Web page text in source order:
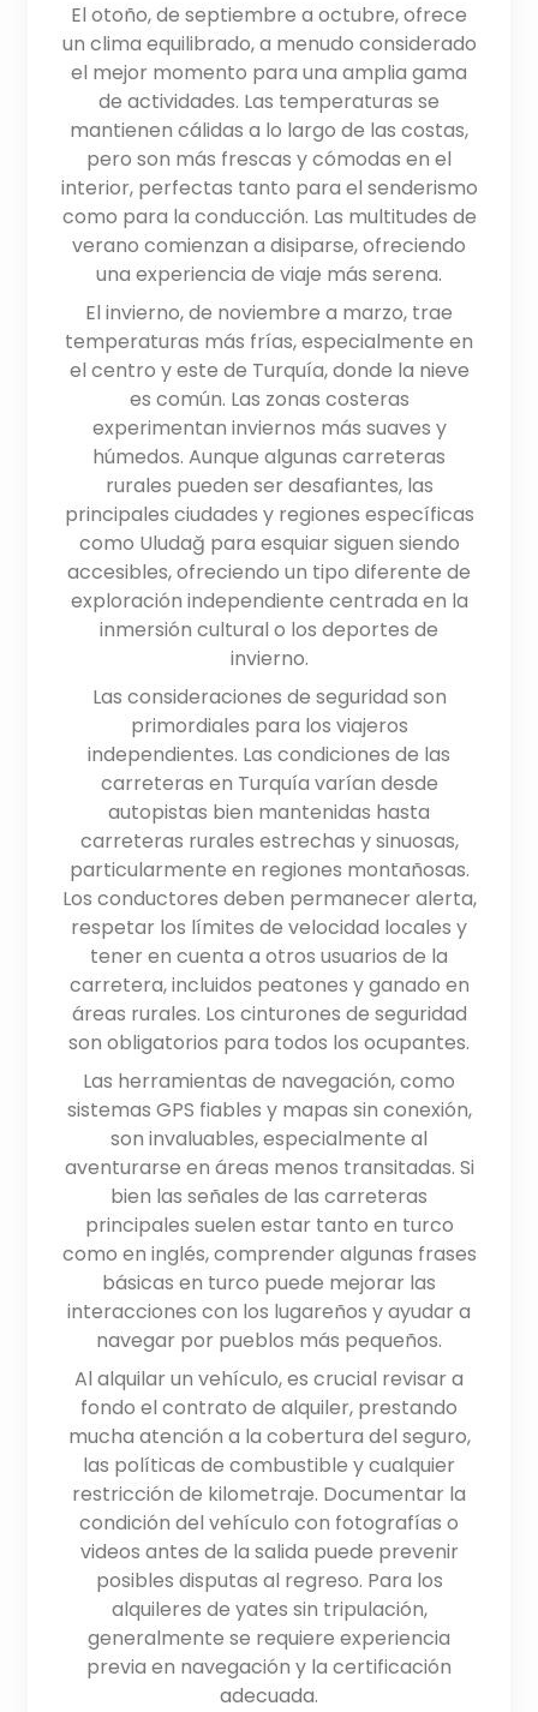
El otoño, de septiembre a octubre, ofrece
un clima equilibrado, a menudo considerado
el mejor momento para una amplia gama
de actividades. Las temperaturas se
mantienen cálidas a lo largo de las costas,
pero son más frescas y cómodas en el
interior, perfectas tanto para el senderismo
como para la conducción. Las multitudes de
verano comienzan a disiparse, ofreciendo
una experiencia de viaje más serena.
El invierno, de noviembre a marzo, trae
temperaturas más frías, especialmente en
el centro y este de Turquía, donde la nieve
es común. Las zonas costeras
experimentan inviernos más suaves y
húmedos. Aunque algunas carreteras
rurales pueden ser desafiantes, las
principales ciudades y regiones específicas
como Uludağ para esquiar siguen siendo
accesibles, ofreciendo un tipo diferente de
exploración independiente centrada en la
inmersión cultural o los deportes de
invierno.
Las consideraciones de seguridad son
primordiales para los viajeros
independientes. Las condiciones de las
carreteras en Turquía varían desde
autopistas bien mantenidas hasta
carreteras rurales estrechas y sinuosas,
particularmente en regiones montañosas.
Los conductores deben permanecer alerta,
respetar los límites de velocidad locales y
tener en cuenta a otros usuarios de la
carretera, incluidos peatones y ganado en
áreas rurales. Los cinturones de seguridad
son obligatorios para todos los ocupantes.
Las herramientas de navegación, como
sistemas GPS fiables y mapas sin conexión,
son invaluables, especialmente al
aventurarse en áreas menos transitadas. Si
bien las señales de las carreteras
principales suelen estar tanto en turco
como en inglés, comprender algunas frases
básicas en turco puede mejorar las
interacciones con los lugareños y ayudar a
navegar por pueblos más pequeños.
Al alquilar un vehículo, es crucial revisar a
fondo el contrato de alquiler, prestando
mucha atención a la cobertura del seguro,
las políticas de combustible y cualquier
restricción de kilometraje. Documentar la
condición del vehículo con fotografías o
videos antes de la salida puede prevenir
posibles disputas al regreso. Para los
alquileres de yates sin tripulación,
generalmente se requiere experiencia
previa en navegación y la certificación
adecuada.